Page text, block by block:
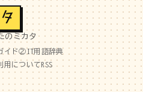
のミカタ
イド②IT用語辞典
用についてRSS